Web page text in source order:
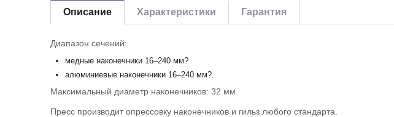
Описание Характеристики Гарантия
Диапазон сечений:
медные наконечники 16–240 мм?
алюминиевые наконечники 16–240 мм?.
Максимальный диаметр наконечников: 32 мм.
Пресс производит опрессовку наконечников и гильз любого стандарта.